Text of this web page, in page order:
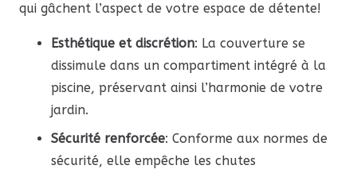
qui gâchent l’aspect de votre espace de détente!
Esthétique et discrétion: La couverture se
dissimule dans un compartiment intégré à la
piscine, préservant ainsi l’harmonie de votre
jardin.
Sécurité renforcée: Conforme aux normes de
sécurité, elle empêche les chutes